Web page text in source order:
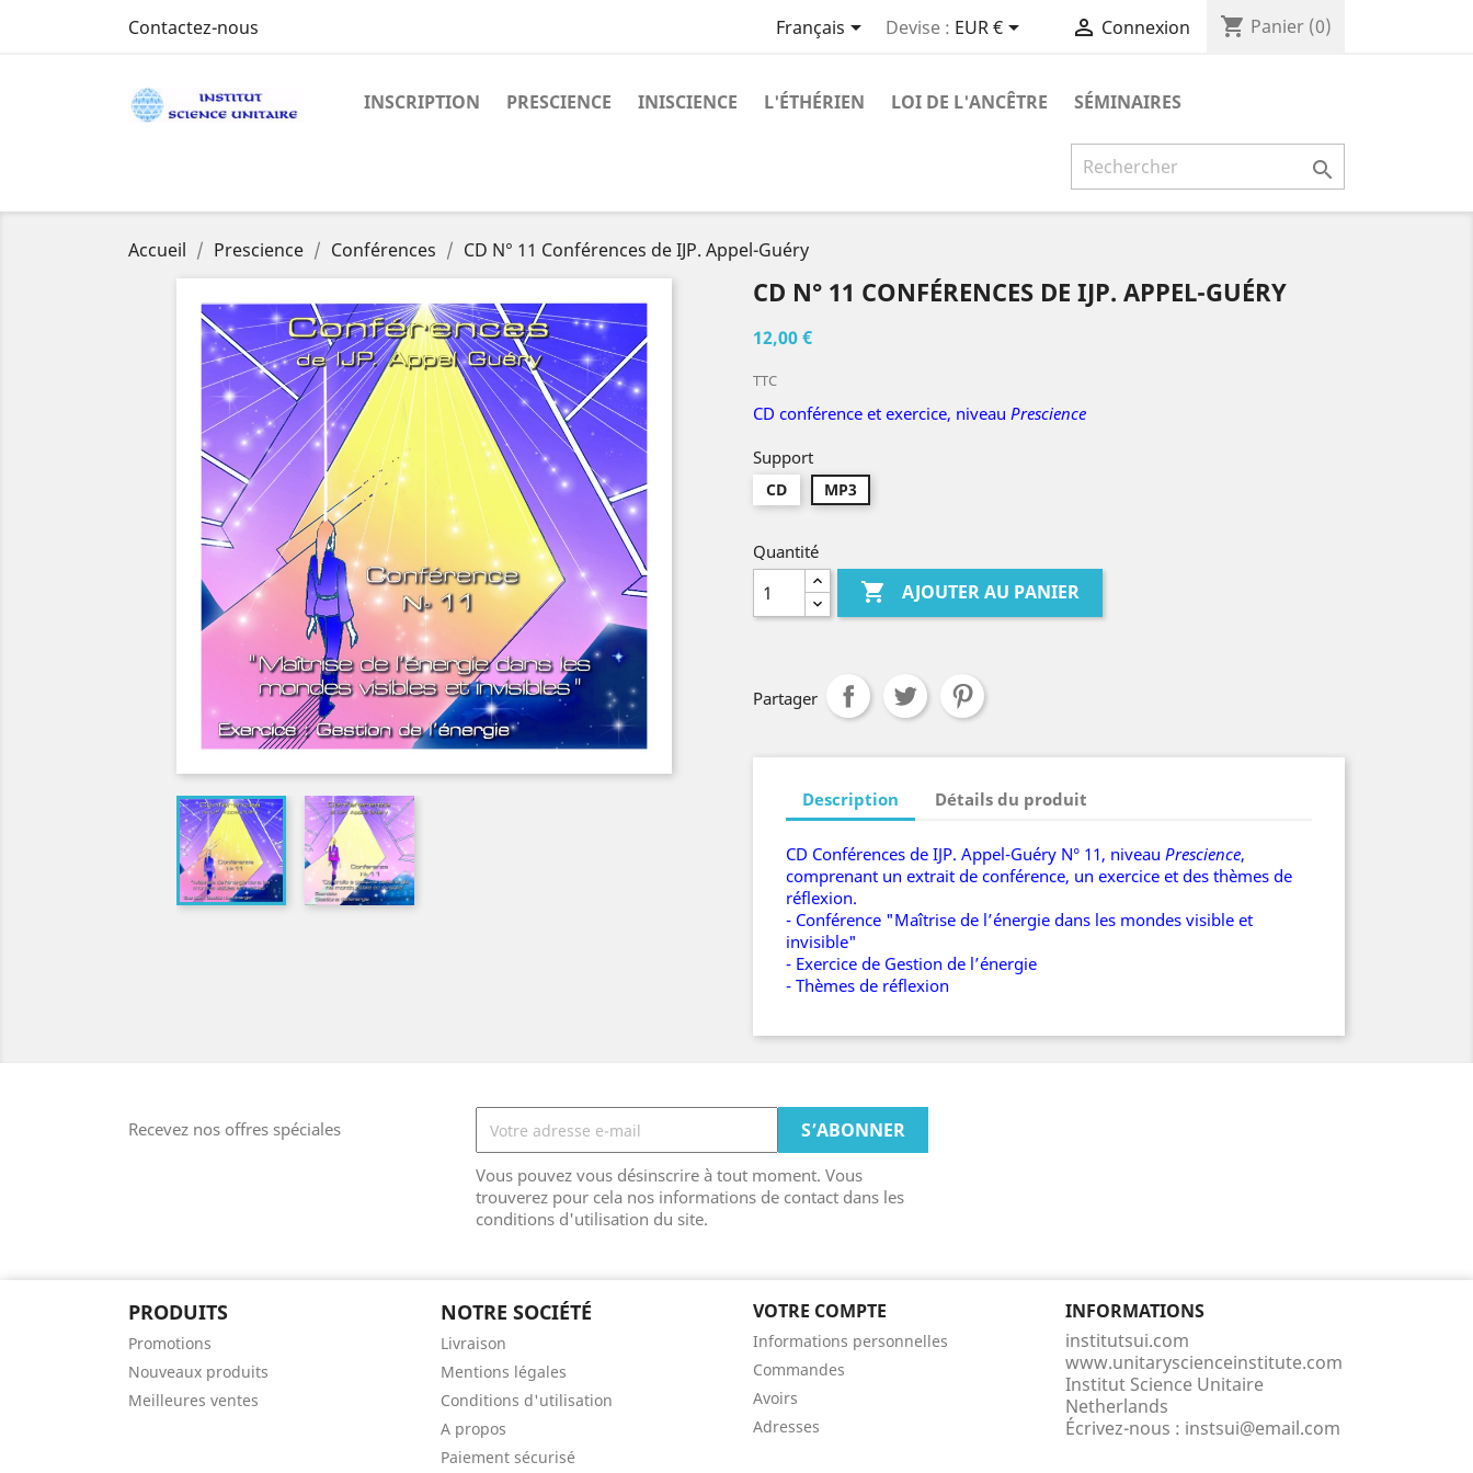
Contactez-nous Français Devise : EUR €  Connexion shopping_cart Panier (0)
INSCRIPTION PRESCIENCE INISCIENCE L'ÉTHÉRIEN LOI DE L'ANCÊTRE SÉMINAIRES

Accueil Prescience Conférences CD N° 11 Conférences de IJP. Appel-Guéry
CD N° 11 CONFÉRENCES DE IJP. APPEL-GUÉRY
12,00 €
TTC
CD conférence et exercice, niveau Prescience
Support
CD MP3
Quantité
 AJOUTER AU PANIER
Partager
Description Détails du produit
CD Conférences de IJP. Appel-Guéry N° 11, niveau Prescience,
comprenant un extrait de conférence, un exercice et des thèmes de
réflexion.
- Conférence "Maîtrise de l’énergie dans les mondes visible et
invisible"
- Exercice de Gestion de l’énergie
- Thèmes de réflexion
Recevez nos offres spéciales
Vous pouvez vous désinscrire à tout moment. Vous
trouverez pour cela nos informations de contact dans les
conditions d'utilisation du site.
PRODUITS
Promotions
Nouveaux produits
Meilleures ventes
NOTRE SOCIÉTÉ
Livraison
Mentions légales
Conditions d'utilisation
A propos
Paiement sécurisé
VOTRE COMPTE
Informations personnelles
Commandes
Avoirs
Adresses
INFORMATIONS
institutsui.com
www.unitaryscienceinstitute.com
Institut Science Unitaire
Netherlands
Écrivez-nous : instsui@email.com